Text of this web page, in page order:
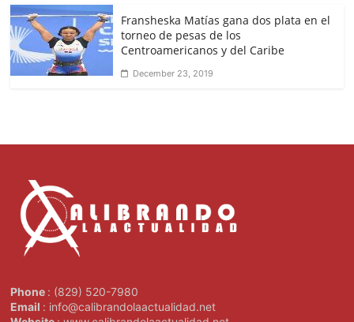
Fransheska Matías gana dos plata en el
torneo de pesas de los
Centroamericanos y del Caribe
December 23, 2019
Phone : (829) 520-7980
Email : info@calibrandolaactualidad.net